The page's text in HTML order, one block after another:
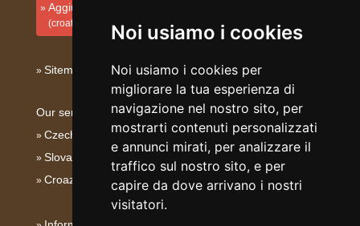
Noi usiamo i cookies
Noi usiamo i cookies per
migliorare la tua esperienza di
navigazione nel nostro sito, per
mostrarti contenuti personalizzati
e annunci mirati, per analizzare il
traffico sul nostro sito, e per
capire da dove arrivano i nostri
visitatori.
Aggiungi la tua sistemazione
(croato)
Sitemap
Our servers:
Czech mountains
Slovakian mountains
Croazia - Adriatico